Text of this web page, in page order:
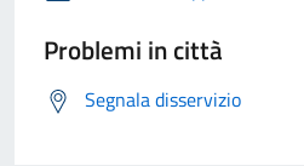
Problemi in città
Segnala disservizio